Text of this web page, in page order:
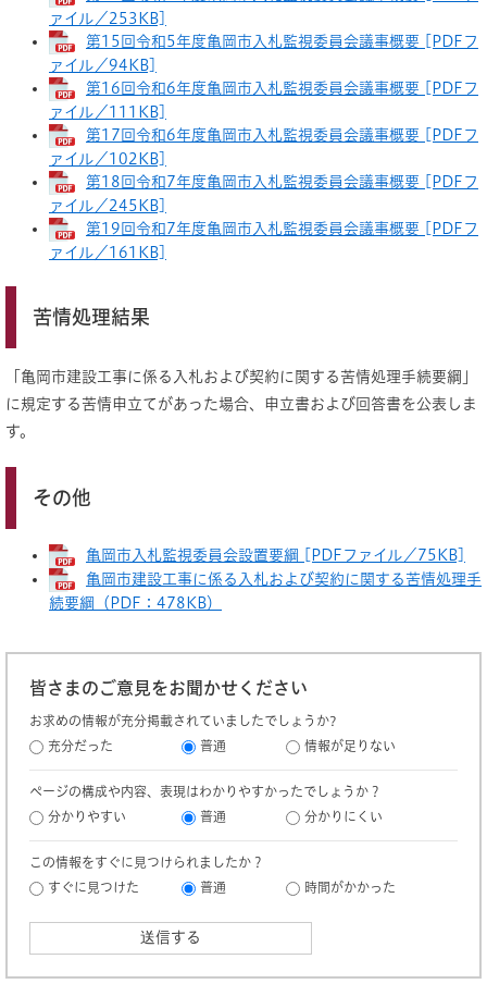
ァイル／253KB]
第15回令和5年度亀岡市入札監視委員会議事概要 [PDFフ
ァイル／94KB]
第16回令和6年度亀岡市入札監視委員会議事概要 [PDFフ
ァイル／111KB]
第17回令和6年度亀岡市入札監視委員会議事概要 [PDFフ
ァイル／102KB]
第18回令和7年度亀岡市入札監視委員会議事概要 [PDFフ
ァイル／245KB]
第19回令和7年度亀岡市入札監視委員会議事概要 [PDFフ
ァイル／161KB]
苦情処理結果
「亀岡市建設工事に係る入札および契約に関する苦情処理手続要綱」
に規定する苦情申立てがあった場合、申立書および回答書を公表しま
す。
その他
亀岡市入札監視委員会設置要綱 [PDFファイル／75KB]
亀岡市建設工事に係る入札および契約に関する苦情処理手
続要綱（PDF：478KB）
皆さまのご意見をお聞かせください
お求めの情報が充分掲載されていましたでしょうか?
充分だった
普通 情報が足りない
ページの構成や内容、表現はわかりやすかったでしょうか？
分かりやすい
普通 分かりにくい
この情報をすぐに見つけられましたか？
すぐに見つけた
普通 時間がかかった